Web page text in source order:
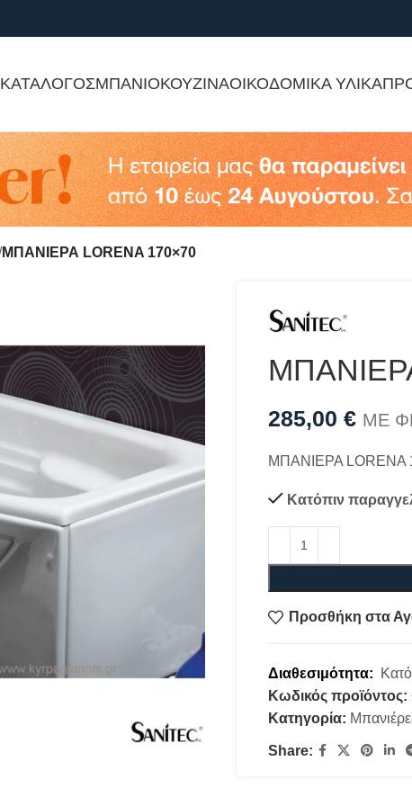
ΚΑΤΑΛΟΓΟΣΜΠΑΝΙΟΚΟΥΖΙΝΑΟΙΚΟΔΟΜΙΚΑ ΥΛΙΚΑ
ΜΠΑΝΙΕΡΑ LORENA 170×70
285,00 € ΜΕ
ΜΠΑΝΙΕΡΑ
Κατόπιν
Προσθήκη στα
Διαθεσιμότητα:
Κωδικός προϊόντος:
Κατηγορία:
Share: